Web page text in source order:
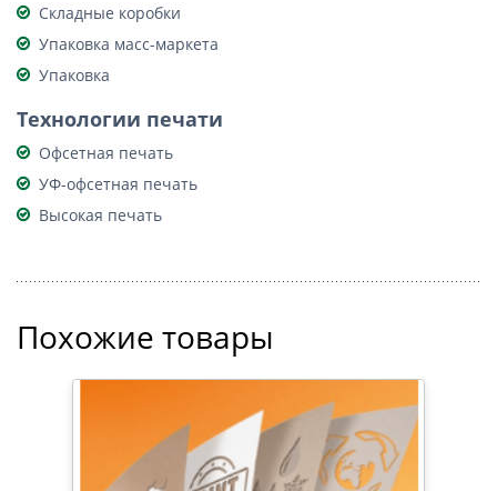
Складные коробки
Упаковка масс-маркета
Упаковка
Технологии печати
Офсетная печать
УФ-офсетная печать
Высокая печать
Похожие товары